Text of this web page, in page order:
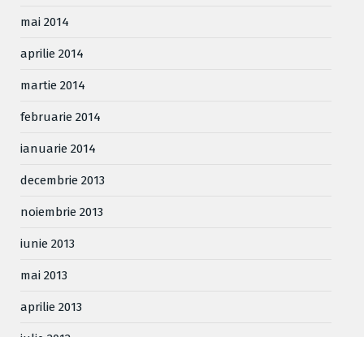
mai 2014
aprilie 2014
martie 2014
februarie 2014
ianuarie 2014
decembrie 2013
noiembrie 2013
iunie 2013
mai 2013
aprilie 2013